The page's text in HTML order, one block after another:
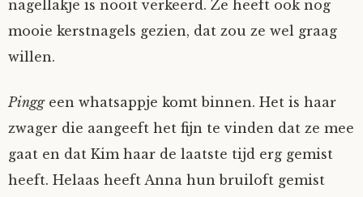
nagellakje is nooit verkeerd. Ze heeft ook nog
mooie kerstnagels gezien, dat zou ze wel graag
willen.
Pinggeen whatsappje komt binnen. Het is haar
zwager die aangeeft het fijn te vinden dat ze mee
gaat en dat Kim haar de laatste tijd erg gemist
heeft. Helaas heeft Anna hun bruiloft gemist